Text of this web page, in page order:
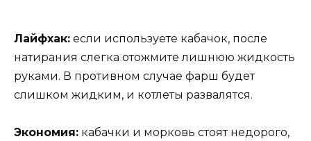
Лайфхак: если используете кабачок, после
натирания слегка отожмите лишнюю жидкость
руками. В противном случае фарш будет
слишком жидким, и котлеты развалятся.
Экономия: кабачки и морковь стоят недорого,